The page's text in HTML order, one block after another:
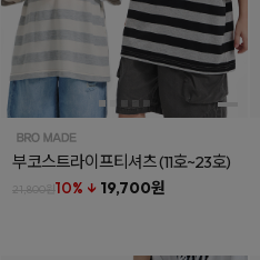
부코스트라이프티셔츠(11호~23호)
21,800원10% ↓ 19,700원